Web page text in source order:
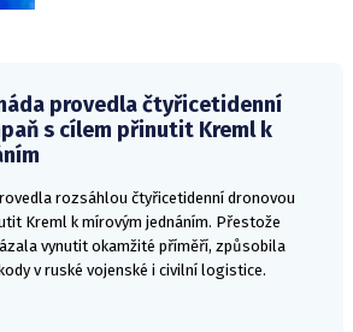
provedla čtyřicetidenní
s cílem přinutit Kreml k
rozsáhlou čtyřicetidenní dronovou
Kreml k mírovým jednáním. Přestože
vynutit okamžité příměří, způsobila
v ruské vojenské i civilní logistice.